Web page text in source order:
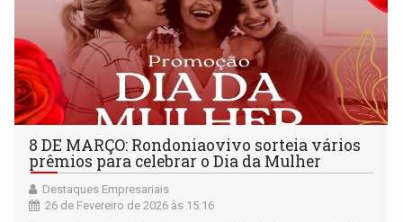
8 DE MARÇO: Rondoniaovivo sorteia vários
prêmios para celebrar o Dia da Mulher
Destaques Empresariais
26 de Fevereiro de 2026 às 15:16